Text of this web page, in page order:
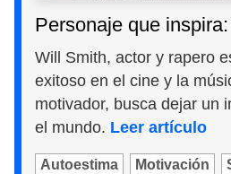
Personaje que
Will Smith, actor y rapero
exitoso en el cine y la
motivador, busca dejar un
el mundo. Leer artículo
Autoestima Motivación